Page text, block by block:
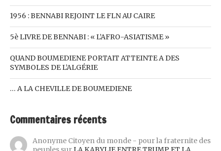
1956 : BENNABI REJOINT LE FLN AU CAIRE
5è LIVRE DE BENNABI : « L’AFRO-ASIATISME »
QUAND BOUMEDIENE PORTAIT ATTEINTE A DES
SYMBOLES DE L’ALGÉRIE
… A LA CHEVILLE DE BOUMEDIENE
Commentaires récents
Anonyme Citoyen du monde - pour la fraternite des